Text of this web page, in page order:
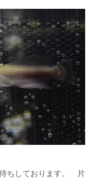
ちしております。 片